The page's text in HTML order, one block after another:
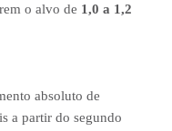
o alvo de 1,0 a 1,2
absoluto de
a partir do segundo